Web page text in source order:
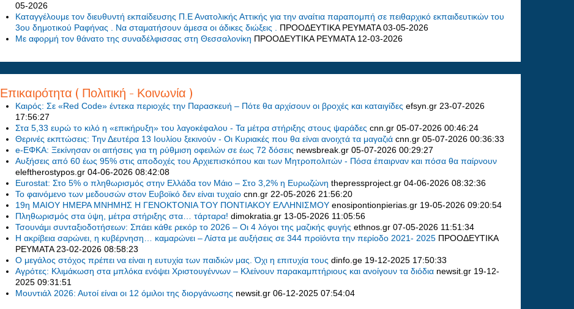
05-2026
Καταγγέλουμε τον διευθυντή εκπαίδευσης Π.Ε Ανατολικής Αττικής για την αναίτια παραπομπή σε πειθαρχικό εκπαιδευτικών του
3ου δημοτικού Ραφήνας . Να σταματήσουν άμεσα οι άδικες διώξεις . ΠΡΟΟΔΕΥΤΙΚΑ ΡΕΥΜΑΤΑ03-05-2026
Με αφορμή τον θάνατο της συναδέλφισσας στη Θεσσαλονίκη ΠΡΟΟΔΕΥΤΙΚΑ ΡΕΥΜΑΤΑ 12-03-2026
Επικαιρότητα ( Πολιτική - Κοινωνία )
Καιρός: Σε «Red Code» έντεκα περιοχές την Παρασκευή – Πότε θα αρχίσουν οι βροχές και καταιγίδες efsyn.gr 23-07-2026
17:56:27
Στα 5,33 ευρώ το κιλό η «επικήρυξη» του λαγοκέφαλου - Τα μέτρα στήριξης στους ψαράδες cnn.gr 05-07-2026 00:46:24
Θερινές εκπτώσεις: Την Δευτέρα 13 Ιουλίου ξεκινούν - Οι Κυριακές που θα είναι ανοιχτά τα μαγαζιά cnn.gr 05-07-2026 00:36:33
e-ΕΦΚΑ: Ξεκίνησαν οι αιτήσεις για τη ρύθμιση οφειλών σε έως 72 δόσεις newsbreak.gr 05-07-2026 00:29:27
Αυξήσεις από 60 έως 95% στις αποδοχές του Αρχιεπισκόπου και των Μητροπολιτών - Πόσα έπαιρναν και πόσα θα παίρνουν
eleftherostypos.gr 04-06-2026 08:42:08
Eurostat: Στο 5% ο πληθωρισμός στην Ελλάδα τον Μάιο – Στο 3,2% η Ευρωζώνη thepressproject.gr 04-06-2026 08:32:36
Το φαινόμενο των μεδουσών στον Ευβοϊκό δεν είναι τυχαίο cnn.gr 22-05-2026 21:56:20
19η ΜΑΙΟΥ ΗΜΕΡΑ ΜΝΗΜΗΣ Η ΓΕΝΟΚΤΟΝΙΑ ΤΟΥ ΠΟΝΤΙΑΚΟΥ ΕΛΛΗΝΙΣΜΟΥ enosipontionpierias.gr 19-05-2026 09:20:54
Πληθωρισμός στα ύψη, μέτρα στήριξης στα… τάρταρα! dimokratia.gr 13-05-2026 11:05:56
Τσουνάμι συνταξιοδοτήσεων: Σπάει κάθε ρεκόρ το 2026 – Οι 4 λόγοι της μαζικής φυγής ethnos.gr 07-05-2026 11:51:34
Η ακρίβεια σαρώνει, η κυβέρνηση… καμαρώνει – Λίστα με αυξήσεις σε 344 προϊόντα την περίοδο 2021- 2025 ΠΡΟΟΔΕΥΤΙΚΑ
ΡΕΥΜΑΤΑ 23-02-2026 08:58:23
Ο μεγάλος στόχος πρέπει να είναι η ευτυχία των παιδιών μας. Όχι η επιτυχία τους dinfo.ge 19-12-2025 17:50:33
Αγρότες: Κλιμάκωση στα μπλόκα ενόψει Χριστουγέννων – Κλείνουν παρακαμπτήριους και ανοίγουν τα διόδια newsit.gr 19-12-
2025 09:31:51
Μουντιάλ 2026: Αυτοί είναι οι 12 όμιλοι της διοργάνωσης newsit.gr 06-12-2025 07:54:04